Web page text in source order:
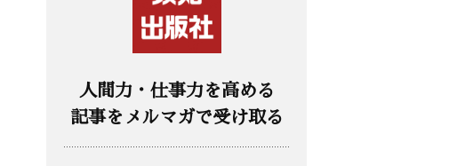
人間力・仕事力を高める
記事をメルマガで受け取る